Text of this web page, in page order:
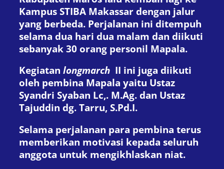
Kampus STIBA Makassar dengan jalur
yang berbeda. Perjalanan ini ditempuh
selama dua hari dua malam dan diikuti
sebanyak 30 orang personil Mapala.
Kegiatan longmarch II ini juga diikuti
oleh pembina Mapala yaitu Ustaz
Syandri Syaban Lc,. M.Ag. dan Ustaz
Tajuddin dg. Tarru, S.Pd.I.
Selama perjalanan para pembina terus
memberikan motivasi kepada seluruh
anggota untuk mengikhlaskan niat.